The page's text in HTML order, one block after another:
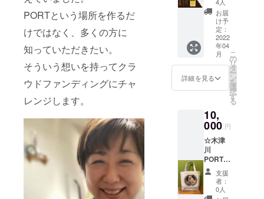
PORTという場所を作るだ
けではなく、多くの方に
知っていただきたい。
そういう想いを持ってクラ
ウドファンディングにチャ
レンジします。
程、よ
ろしく
お願い
いたし
ます。
ペシャ
ルパッ
クにし
て皆様
にお届
けしま
す。 通
常送料
7,000円
品＋お
まけも
リでお
届けし
ます。
お届け
の日に
ちはご
期熟
成・高
級果物
酢セッ
ト】 ど
じょう
すくい
で有名
な島根
る旅館
の女将
がご用
意する
百市の
人気商
品「柿
酢」の2
本詰め
4人
お届
け予
定：
2022
年04
月
詳細を見る
こ
の
リ
タ
ー
ン
を
選
択
す
る
10,
000 円
☆木津
川
PORT☆
【エコ
バック
作り＋
支援
者：
0人